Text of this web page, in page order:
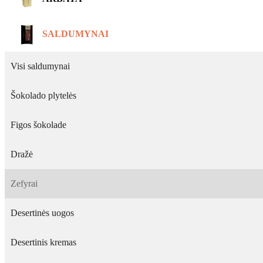
SALDUMYNAI
Visi saldumynai
Šokolado plytelės
Figos šokolade
Dražė
Zefyrai
Desertinės uogos
Desertinis kremas